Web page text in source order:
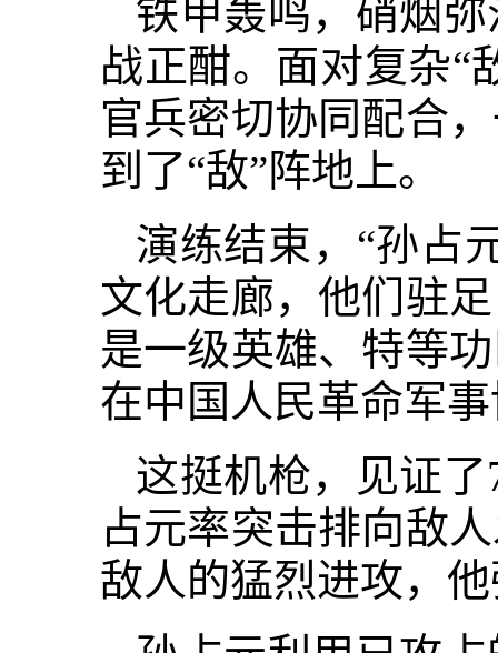
铁甲轰鸣，硝烟
战正酣。面对复杂“
官兵密切协同配合
到了“敌”阵地上。
演练结束，“孙占
文化走廊，他们驻
是一级英雄、特等
在中国人民革命军
这挺机枪，见证
占元率突击排向敌
敌人的猛烈进攻，